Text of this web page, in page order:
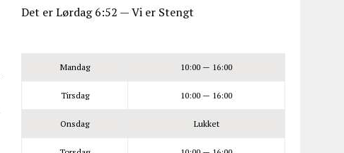
Det erLørdag6:52 —Vi er Stengt
Mandag 10:00 — 16:00
Tirsdag 10:00 — 16:00
Onsdag Lukket